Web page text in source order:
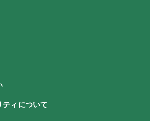
ティについて